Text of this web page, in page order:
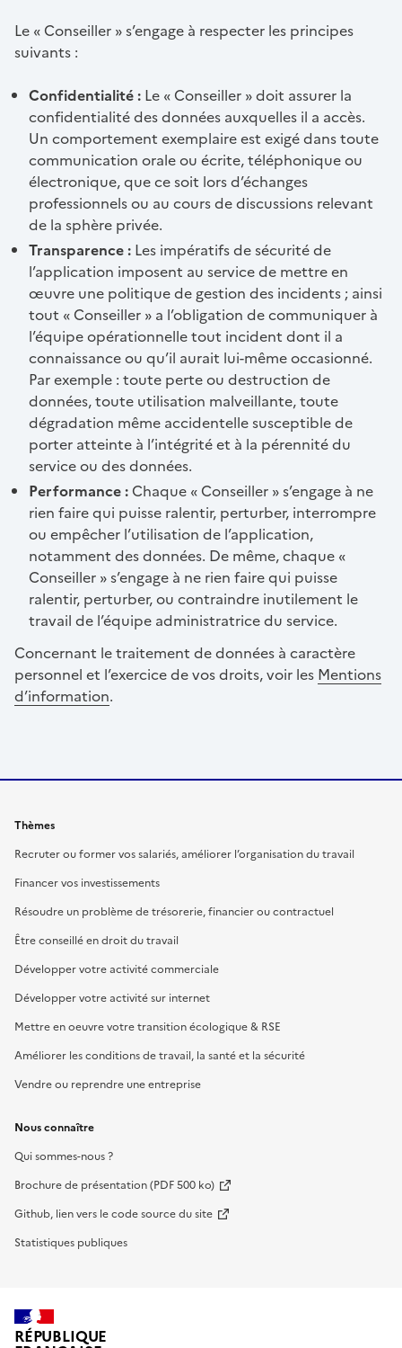
Le « Conseiller » s’engage à respecter les principes
suivants :
Confidentialité : Le « Conseiller » doit assurer la
confidentialité des données auxquelles il a accès.
Un comportement exemplaire est exigé dans toute
communication orale ou écrite, téléphonique ou
électronique, que ce soit lors d’échanges
professionnels ou au cours de discussions relevant
de la sphère privée.
Transparence : Les impératifs de sécurité de
l’application imposent au service de mettre en
œuvre une politique de gestion des incidents ; ainsi
tout « Conseiller » a l’obligation de communiquer à
l’équipe opérationnelle tout incident dont il a
connaissance ou qu’il aurait lui-même occasionné.
Par exemple : toute perte ou destruction de
données, toute utilisation malveillante, toute
dégradation même accidentelle susceptible de
porter atteinte à l’intégrité et à la pérennité du
service ou des données.
Performance : Chaque « Conseiller » s’engage à ne
rien faire qui puisse ralentir, perturber, interrompre
ou empêcher l’utilisation de l’application,
notamment des données. De même, chaque «
Conseiller » s’engage à ne rien faire qui puisse
ralentir, perturber, ou contraindre inutilement le
travail de l’équipe administratrice du service.
Concernant le traitement de données à caractère
personnel et l’exercice de vos droits, voir les Mentions
d’information.
Thèmes
Recruter ou former vos salariés, améliorer l’organisation du travail
Financer vos investissements
Résoudre un problème de trésorerie, financier ou contractuel
Être conseillé en droit du travail
Développer votre activité commerciale
Développer votre activité sur internet
Mettre en oeuvre votre transition écologique & RSE
Améliorer les conditions de travail, la santé et la sécurité
Vendre ou reprendre une entreprise
Nous connaître
Qui sommes-nous ?
Brochure de présentation (PDF 500 ko)
Github, lien vers le code source du site
Statistiques publiques
RÉPUBLIQUE